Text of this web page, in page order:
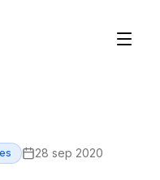
28 sep 2020